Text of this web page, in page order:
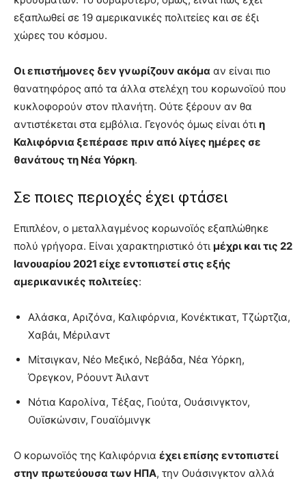
εξαπλωθεί σε 19 αμερικανικές πολιτείες και σε έξι
χώρες του κόσμου.
Οι επιστήμονες δεν γνωρίζουν ακόμα αν είναι πιο
θανατηφόρος από τα άλλα στελέχη του κορωνοϊού που
κυκλοφορούν στον πλανήτη. Ούτε ξέρουν αν θα
αντιστέκεται στα εμβόλια. Γεγονός όμως είναι ότι η
Καλιφόρνια ξεπέρασε πριν από λίγες ημέρες σε
θανάτους τη Νέα Υόρκη.
Σε ποιες περιοχές έχει φτάσει
Επιπλέον, ο μεταλλαγμένος κορωνοϊός εξαπλώθηκε
πολύ γρήγορα. Είναι χαρακτηριστικό ότι μέχρι και τις 22
Ιανουαρίου 2021 είχε εντοπιστεί στις εξής
αμερικανικές πολιτείες:
Αλάσκα, Αριζόνα, Καλιφόρνια, Κονέκτικατ, Τζώρτζια,
Χαβάι, Μέριλαντ
Μίτσιγκαν, Νέο Μεξικό, Νεβάδα, Νέα Υόρκη,
Όρεγκον, Ρόουντ Άιλαντ
Νότια Καρολίνα, Τέξας, Γιούτα, Ουάσινγκτον,
Ουϊσκώνσιν, Γουαϊόμινγκ
Ο κορωνοϊός της Καλιφόρνια έχει επίσης εντοπιστεί
στην πρωτεύουσα των ΗΠΑ, την Ουάσινγκτον αλλά